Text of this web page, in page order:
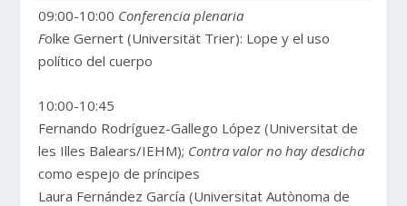
09:00-10:00 Conferencia plenaria
Folke Gernert (Universität Trier): Lope y el uso
político del cuerpo
10:00-10:45
Fernando Rodríguez-Gallego López (Universitat de
les Illes Balears/IEHM); Contra valor no hay desdicha
como espejo de príncipes
Laura Fernández García (Universitat Autònoma de